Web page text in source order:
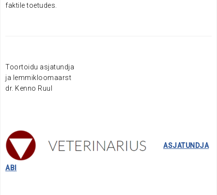
faktile toetudes.
Toortoidu asjatundja
ja lemmikloomaarst
dr. Kenno Ruul
ASJATUNDJA
ABI